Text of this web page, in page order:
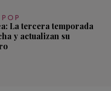
La tercera temporada
y actualizan su